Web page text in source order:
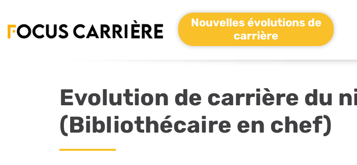
Nouvelles évolutions de
carrière
Evolution de carrière du
(Bibliothécaire en chef)